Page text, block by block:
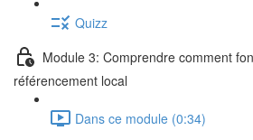
Quizz
Module 3: Comprendre comment
référencement local
Dans ce module (0:34)